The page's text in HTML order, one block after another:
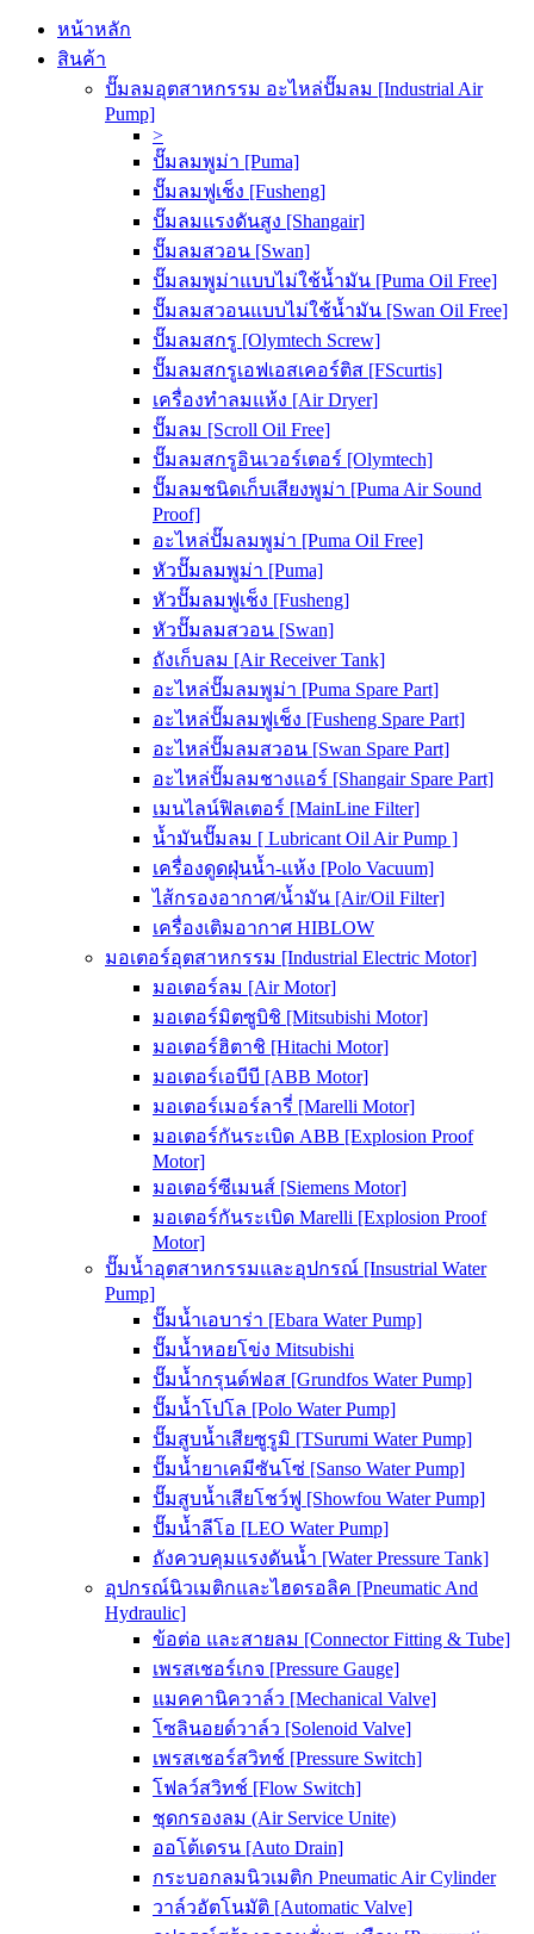
หน้าหลัก
สินค้า
ปั๊มลมอุตสาหกรรม อะไหล่ปั๊มลม [Industrial Air
Pump]
>
ปั๊มลมพูม่า [Puma]
ปั๊มลมฟูเช็ง [Fusheng]
ปั๊มลมแรงดันสูง [Shangair]
ปั๊มลมสวอน [Swan]
ปั๊มลมพูม่าแบบไม่ใช้น้ำมัน [Puma Oil Free]
ปั๊มลมสวอนแบบไม่ใช้น้ำมัน [Swan Oil Free]
ปั๊มลมสกรู [Olymtech Screw]
ปั๊มลมสกรูเอฟเอสเคอร์ติส [FScurtis]
เครื่องทำลมแห้ง [Air Dryer]
ปั๊มลม [Scroll Oil Free]
ปั๊มลมสกรูอินเวอร์เตอร์ [Olymtech]
ปั๊มลมชนิดเก็บเสียงพูม่า [Puma Air Sound
Proof]
อะไหล่ปั๊มลมพูม่า [Puma Oil Free]
หัวปั๊มลมพูม่า [Puma]
หัวปั๊มลมฟูเช็ง [Fusheng]
หัวปั๊มลมสวอน [Swan]
ถังเก็บลม [Air Receiver Tank]
อะไหล่ปั๊มลมพูม่า [Puma Spare Part]
อะไหล่ปั๊มลมฟูเช็ง [Fusheng Spare Part]
อะไหล่ปั๊มลมสวอน [Swan Spare Part]
อะไหล่ปั๊มลมชางแอร์ [Shangair Spare Part]
เมนไลน์ฟิลเตอร์ [MainLine Filter]
น้ำมันปั๊มลม [ Lubricant Oil Air Pump ]
เครื่องดูดฝุ่นน้ำ-แห้ง [Polo Vacuum]
ไส้กรองอากาศ/น้ำมัน [Air/Oil Filter]
เครื่องเติมอากาศ HIBLOW
มอเตอร์อุตสาหกรรม [Industrial Electric Motor]
มอเตอร์ลม [Air Motor]
มอเตอร์มิตซูบิชิ [Mitsubishi Motor]
มอเตอร์ฮิตาชิ [Hitachi Motor]
มอเตอร์เอบีบี [ABB Motor]
มอเตอร์เมอร์ลารี่ [Marelli Motor]
มอเตอร์กันระเบิด ABB [Explosion Proof
Motor]
มอเตอร์ซีเมนส์ [Siemens Motor]
มอเตอร์กันระเบิด Marelli [Explosion Proof
Motor]
ปั๊มน้ำอุตสาหกรรมและอุปกรณ์ [Insustrial Water
Pump]
ปั๊มน้ำเอบาร่า [Ebara Water Pump]
ปั๊มน้ำหอยโข่ง Mitsubishi
ปั๊มน้ำกรุนด์ฟอส [Grundfos Water Pump]
ปั๊มน้ำโปโล [Polo Water Pump]
ปั๊มสูบน้ำเสียซูรูมิ [TSurumi Water Pump]
ปั๊มน้ำยาเคมีซันโซ่ [Sanso Water Pump]
ปั๊มสูบน้ำเสียโชว์ฟู [Showfou Water Pump]
ปั๊มน้ำลีโอ [LEO Water Pump]
ถังควบคุมแรงดันน้ำ [Water Pressure Tank]
อุปกรณ์นิวเมติกและไฮดรอลิค [Pneumatic And
Hydraulic]
ข้อต่อ และสายลม [Connector Fitting & Tube]
เพรสเชอร์เกจ [Pressure Gauge]
แมคคานิควาล์ว [Mechanical Valve]
โซลินอยด์วาล์ว [Solenoid Valve]
เพรสเชอร์สวิทช์ [Pressure Switch]
โฟลว์สวิทช์ [Flow Switch]
ชุดกรองลม (Air Service Unite)
ออโต้เดรน [Auto Drain]
กระบอกลมนิวเมติก Pneumatic Air Cylinder
วาล์วอัตโนมัติ [Automatic Valve]